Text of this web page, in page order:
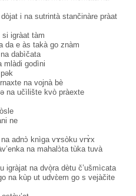
i na sutrintà stančinàre pràat
igràat tàm
da e às takà go znàm
dabìčata
mlàdi godìni
na vojnà bè
na učìlište kvò pràexte
ne
adnɔ̀ knìga vɤsòku vrɤ̀x
na mahalɔ̀ta tùka tuvà
igràjat na dvò̝ra dètu č’ušmìcata
na kùp ut udvɛ̀em go s vejàčite